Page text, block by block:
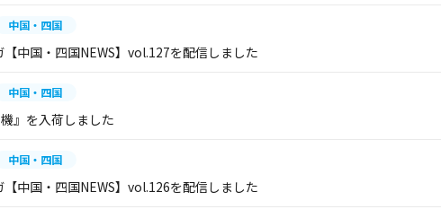
中国・四国
【中国・四国NEWS】vol.127を配信しました
中国・四国
』を入荷しました
中国・四国
【中国・四国NEWS】vol.126を配信しました